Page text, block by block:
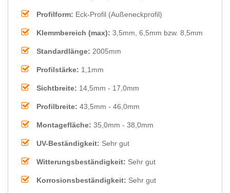
Profilform: Eck-Profil (Außeneckprofil)
Klemmbereich (max): 3,5mm, 6,5mm bzw. 8,5mm
Standardlänge: 2005mm
Profilstärke: 1,1mm
Sichtbreite: 14,5mm - 17,0mm
Profilbreite: 43,5mm - 46,0mm
Montagefläche: 35,0mm - 38,0mm
UV-Beständigkeit: Sehr gut
Witterungsbeständigkeit: Sehr gut
Korrosionsbeständigkeit: Sehr gut